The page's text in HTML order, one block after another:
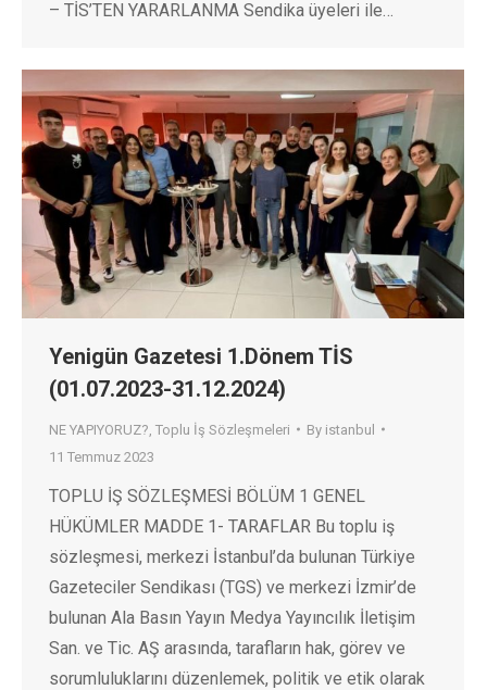
– TİS’TEN YARARLANMA Sendika üyeleri ile…
Yenigün Gazetesi 1.Dönem TİS
(01.07.2023-31.12.2024)
NE YAPIYORUZ? Toplu İş Sözleşmeleri By istanbul
11 Temmuz 2023
TOPLU İŞ SÖZLEŞMESİ BÖLÜM 1 GENEL
HÜKÜMLER MADDE 1- TARAFLAR Bu toplu iş
sözleşmesi, merkezi İstanbul’da bulunan Türkiye
Gazeteciler Sendikası (TGS) ve merkezi İzmir’de
bulunan Ala Basın Yayın Medya Yayıncılık İletişim
San. ve Tic. AŞ arasında, tarafların hak, görev ve
sorumluluklarını düzenlemek, politik ve etik olarak